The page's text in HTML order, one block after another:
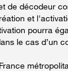
de décodeur
et
pourra
le cas d’un